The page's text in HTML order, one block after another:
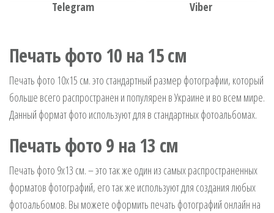
Telegram Viber
Печать фото 10 на 15 см
Печать фото 10х15 см. это стандартный размер фотографии, который
больше всего распространен и популярен в Украине и во всем мире.
Данный формат фото используют для в стандартных фотоальбомах.
Печать фото 9 на 13 см
Печать фото 9х13 см. – это так же один из самых распространенных
форматов фотографий, его так же используют для создания любых
фотоальбомов. Вы можете оформить печать фотографий онлайн на